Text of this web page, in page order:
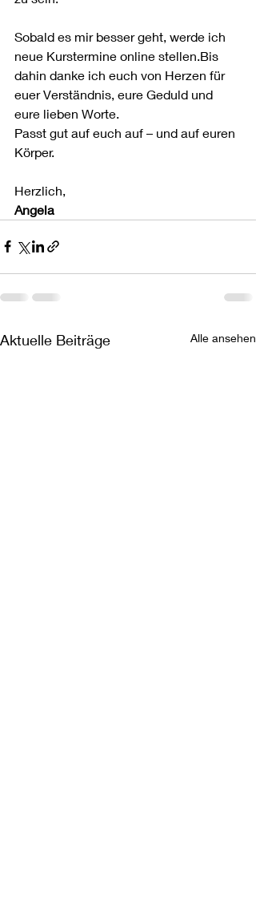
Sobald es mir besser geht, werde ich
neue Kurstermine online stellen.Bis
dahin danke ich euch von Herzen für
euer Verständnis, eure Geduld und
eure lieben Worte.
Passt gut auf euch auf – und auf euren
Körper.
Herzlich,
Angela
Aktuelle Beiträge Alle ansehen